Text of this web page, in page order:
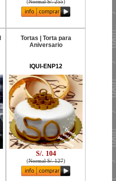
(Normal S/. 255)
Tortas | Torta para
Aniversario
IQUI-ENP12
S/. 104
(Normal S/. 127)